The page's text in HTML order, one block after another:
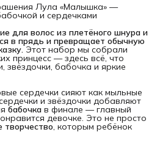
Лула «Малышка» —
и сердечками
для волос из плетёного шнура и
в прядь и превращает обычную
Этот набор мы собрали
принцесс — здесь всё, что
звёздочки, бабочка и яркие
сердечки сияют как мыльные
и звёздочки добавляют
бабочка в финале — главный
девочке. Это не просто
творчество, которым ребёнок